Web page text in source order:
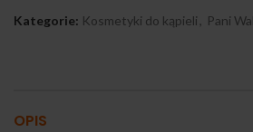
Kategorie: Kosmetyki do kąpieli Pani
OPIS